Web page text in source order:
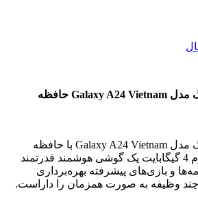
گوشی موبایل سامسونگ مدل Galaxy A24 Vietnam حافظه
گوشی موبایل سامسونگ مدل Galaxy A24 Vietnam با حافظه
داخلی 128 گیگابایت و رم 4 گیگابایت یک گوشی هوشمند قدرتمند
و بازی‌های پیشرفته بهره‌برداری
چند وظیفه به صورت همزمان را داراست.